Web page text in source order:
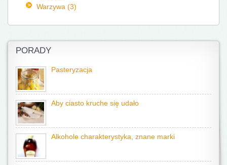
Warzywa (3)
PORADY
Pasteryzacja
Aby ciasto kruche się udało
Alkohole charakterystyka, znane marki